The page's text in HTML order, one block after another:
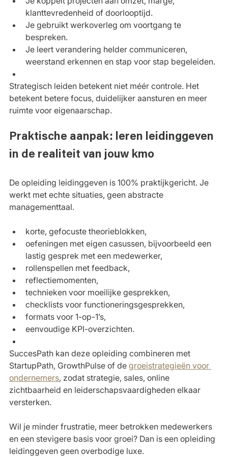
klanttevredenheid of doorlooptijd.
Je gebruikt werkoverleg om voortgang te
bespreken.
Je leert verandering helder communiceren,
weerstand erkennen en stap voor stap begeleiden.
Strategisch leiden betekent niet méér controle. Het
betekent betere focus, duidelijker aansturen en meer
ruimte voor eigenaarschap.
Praktische aanpak: leren leidinggeven
in de realiteit van jouw kmo
De opleiding leidinggeven is 100% praktijkgericht. Je
werkt met echte situaties, geen abstracte
managementtaal.
korte, gefocuste theorieblokken,
oefeningen met eigen casussen, bijvoorbeeld een
lastig gesprek met een medewerker,
rollenspellen met feedback,
reflectiemomenten,
technieken voor moeilijke gesprekken,
checklists voor functioneringsgesprekken,
formats voor 1-op-1’s,
eenvoudige KPI-overzichten.
SuccesPath kan deze opleiding combineren met
StartupPath, GrowthPulse of de groeistrategieën voor
ondernemers, zodat strategie, sales, online
zichtbaarheid en leiderschapsvaardigheden elkaar
versterken.
Wil je minder frustratie, meer betrokken medewerkers
en een stevigere basis voor groei? Dan is een opleiding
leidinggeven geen overbodige luxe.